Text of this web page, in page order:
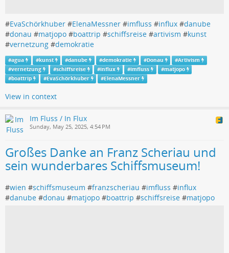
#EvaSchörkhuber #ElenaMessner #imfluss #influx #danube
#donau #matjopo #boattrip #schiffsreise #artivism #kunst
#vernetzung #demokratie
#agua #kunst #danube #demokratie #Donau #Artivism
#vernetzung #schiffsreise #influx #imfluss #matjopo
#boattrip #EvaSchörkhuber #ElenaMessner
View in context
Im Fluss / In Flux
Sunday, May 25, 2025, 4:54 PM
Großes Danke an Franz Scheriau und
sein wunderbares Schiffsmuseum!
#wien #schiffsmuseum #franzscheriau #imfluss #influx
#danube #donau #matjopo #boattrip #schiffsreise #matjopo